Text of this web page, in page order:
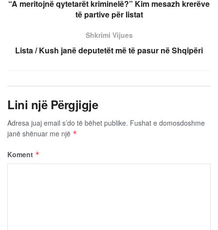
“A meritojnë qytetarët kriminelë?” Kim mesazh krerëve
të partive për listat
Shkrimi Vijues
Lista / Kush janë deputetët më të pasur në Shqipëri
Lini një Përgjigje
Adresa juaj email s’do të bëhet publike. Fushat e domosdoshme
janë shënuar me një *
Koment *